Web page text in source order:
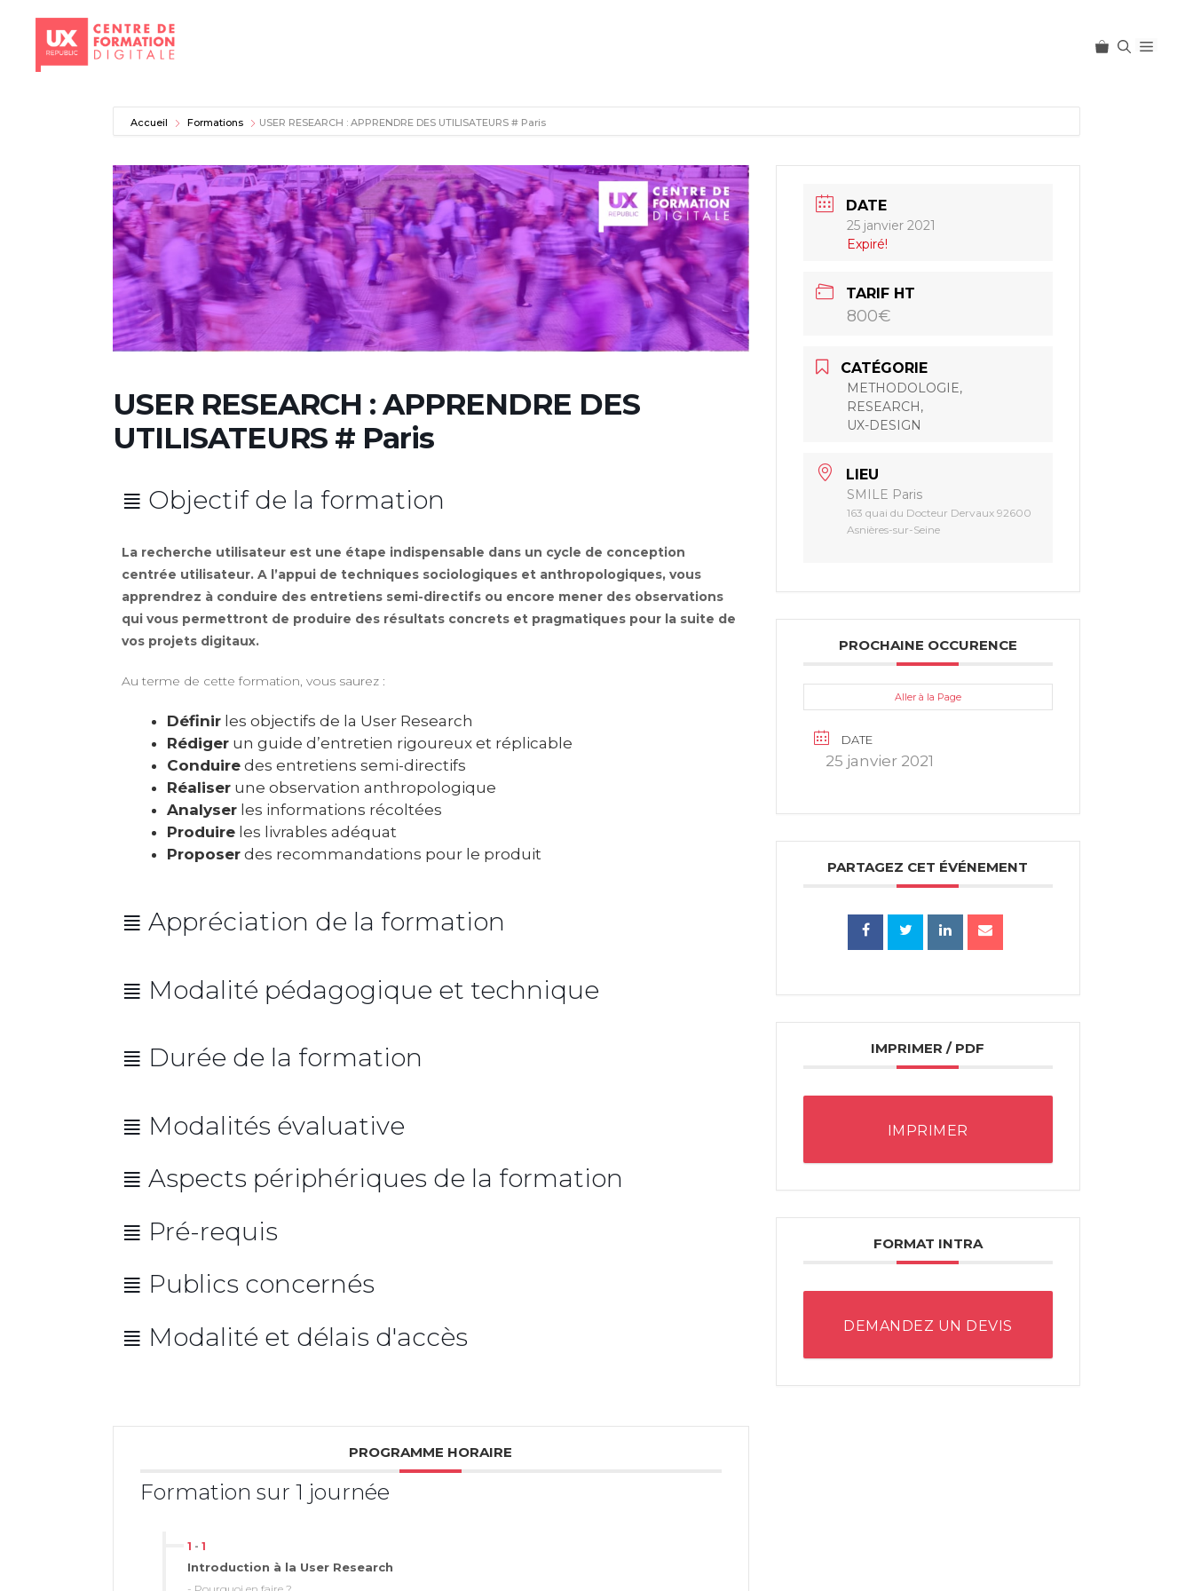
Menu
Accueil Formations USER RESEARCH : APPRENDRE DES UTILISATEURS # Paris
USER RESEARCH : APPRENDRE DES
UTILISATEURS # Paris
≣ Objectif de la formation
La recherche utilisateur est une étape indispensable dans un cycle de conception
centrée utilisateur. A l’appui de techniques sociologiques et anthropologiques, vous
apprendrez à conduire des entretiens semi-directifs ou encore mener des observations
qui vous permettront de produire des résultats concrets et pragmatiques pour la suite de
vos projets digitaux.
Au terme de cette formation, vous saurez :
Définir les objectifs de la User Research
Rédiger un guide d’entretien rigoureux et réplicable
Conduire des entretiens semi-directifs
Réaliser une observation anthropologique
Analyser les informations récoltées
Produire les livrables adéquat
Proposer des recommandations pour le produit
≣ Appréciation de la formation
3,8/4
3,9/4
≣ Modalité pédagogique et technique
Répartition
Illustration
≣ Durée de la formation
≣ Modalités évaluative
≣ Aspects périphériques de la formation
Repas
≣ Pré-requis
≣ Publics concernés
≣ Modalité et délais d'accès
PROGRAMME HORAIRE
Formation sur 1 journée
1 - 1
Introduction à la User Research
DATE
25 janvier 2021
Expiré!
TARIF HT
800€
CATÉGORIE
METHODOLOGIE,
RESEARCH,
UX-DESIGN
LIEU
SMILE Paris
163 quai du Docteur Dervaux 92600
Asnières-sur-Seine
PROCHAINE OCCURENCE
Aller à la Page
DATE
25 janvier 2021
PARTAGEZ CET ÉVÉNEMENT
IMPRIMER / PDF
IMPRIMER
FORMAT INTRA
DEMANDEZ UN DEVIS